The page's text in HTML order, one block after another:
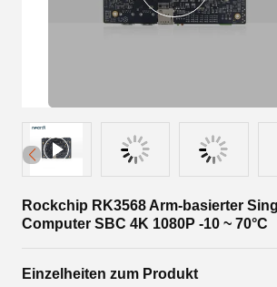
Rockchip RK3568 Arm-basierter
Computer SBC 4K 1080P -10 ~ 70°C
Einzelheiten zum Produkt